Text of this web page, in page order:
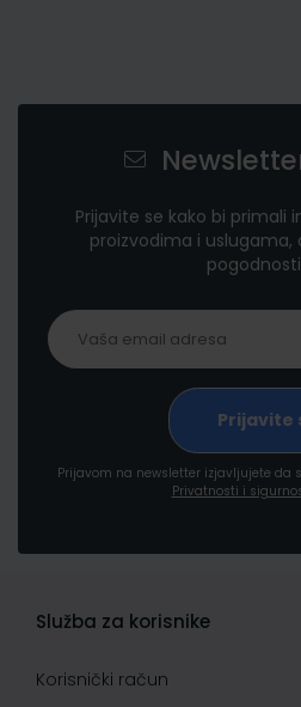
Prijavite se kako bi primali
proizvodima i
Prijavom na newsletter izjavljujete da
Privatnosti i
Služba za korisnike
Korisnički račun